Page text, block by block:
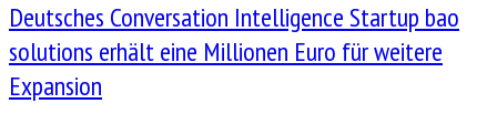
Deutsches Conversation Intelligence Startup bao
solutions erhält eine Millionen Euro für weitere
Expansion